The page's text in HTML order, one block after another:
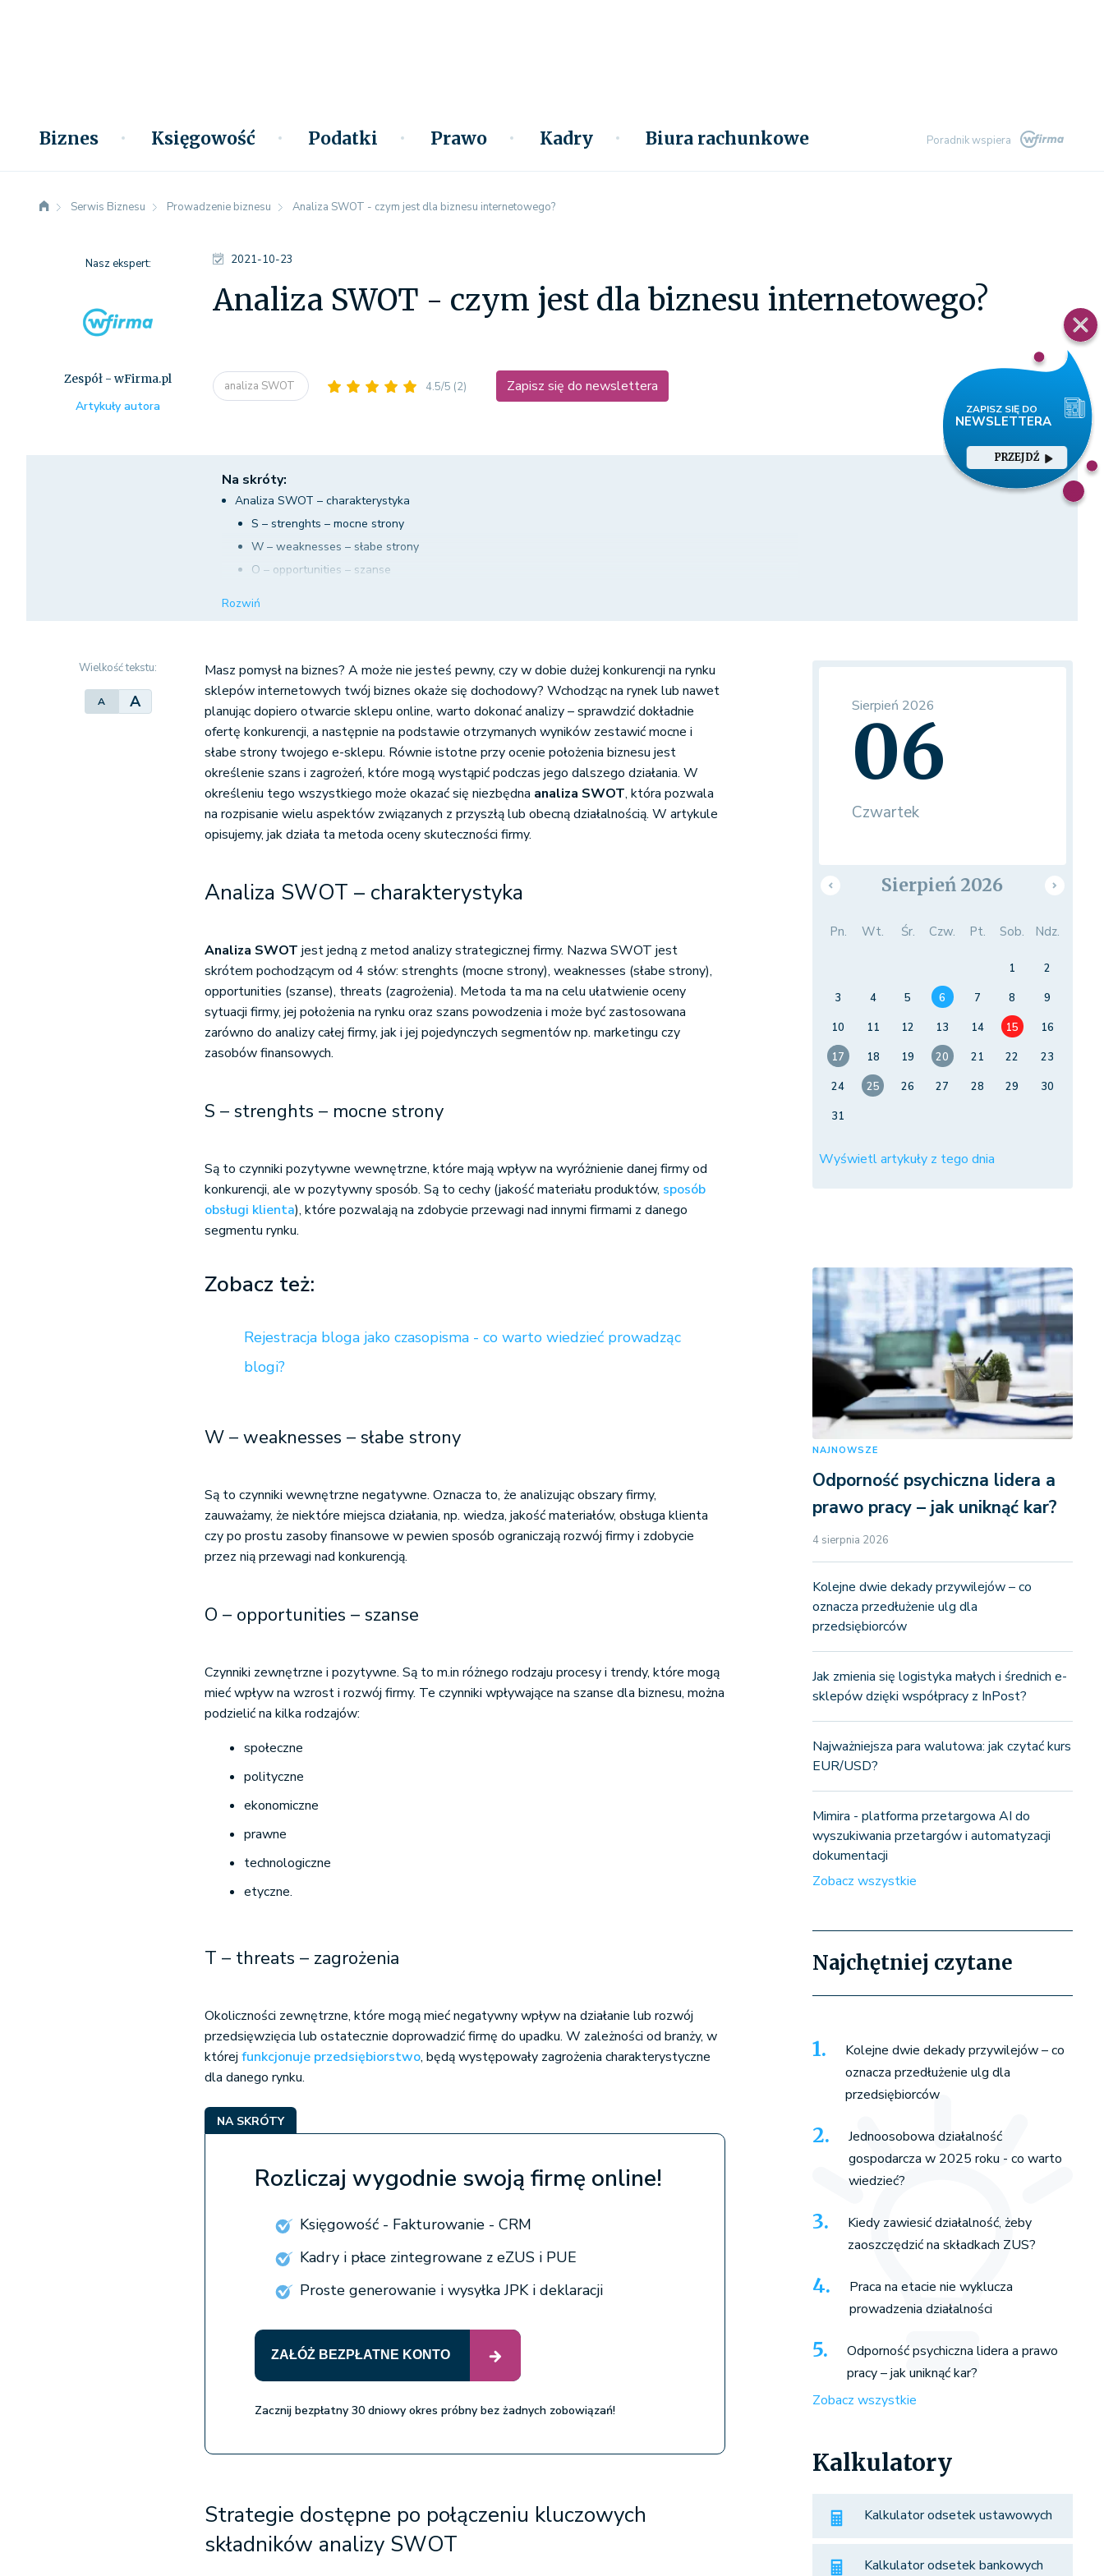
Biznes Księgowość Podatki Prawo Kadry Biura rachunkowe Poradnik wspiera
PRZEJDŹ
Serwis Biznesu Prowadzenie biznesu Analiza SWOT - czym jest dla biznesu internetowego?
2021-10-23
Analiza SWOT - czym jest dla biznesu internetowego?
analiza SWOT 4.5/5 (2) Zapisz się do newslettera
Nasz ekspert:
Zespół - wFirma.pl
Artykuły autora
Na skróty:
Analiza SWOT – charakterystyka
S – strenghts – mocne strony
W – weaknesses – słabe strony
O – opportunities – szanse
Rozwiń
Wielkość tekstu:
A A
Masz pomysł na biznes? A może nie jesteś pewny, czy w dobie dużej konkurencji na rynku
sklepów internetowych twój biznes okaże się dochodowy? Wchodząc na rynek lub nawet
planując dopiero otwarcie sklepu online, warto dokonać analizy – sprawdzić dokładnie
ofertę konkurencji, a następnie na podstawie otrzymanych wyników zestawić mocne i
słabe strony twojego e-sklepu. Równie istotne przy ocenie położenia biznesu jest
określenie szans i zagrożeń, które mogą wystąpić podczas jego dalszego działania. W
określeniu tego wszystkiego może okazać się niezbędna analiza SWOT, która pozwala
na rozpisanie wielu aspektów związanych z przyszłą lub obecną działalnością. W artykule
opisujemy, jak działa ta metoda oceny skuteczności firmy.
Analiza SWOT – charakterystyka
Analiza SWOT jest jedną z metod analizy strategicznej firmy. Nazwa SWOT jest
skrótem pochodzącym od 4 słów: strenghts (mocne strony), weaknesses (słabe strony),
opportunities (szanse), threats (zagrożenia). Metoda ta ma na celu ułatwienie oceny
sytuacji firmy, jej położenia na rynku oraz szans powodzenia i może być zastosowana
zarówno do analizy całej firmy, jak i jej pojedynczych segmentów np. marketingu czy
zasobów finansowych.
S – strenghts – mocne strony
Są to czynniki pozytywne wewnętrzne, które mają wpływ na wyróżnienie danej firmy od
konkurencji, ale w pozytywny sposób. Są to cechy (jakość materiału produktów, sposób
obsługi klienta), które pozwalają na zdobycie przewagi nad innymi firmami z danego
segmentu rynku.
Zobacz też:
Rejestracja bloga jako czasopisma - co warto wiedzieć prowadząc
blogi?
W – weaknesses – słabe strony
Są to czynniki wewnętrzne negatywne. Oznacza to, że analizując obszary firmy,
zauważamy, że niektóre miejsca działania, np. wiedza, jakość materiałów, obsługa klienta
czy po prostu zasoby finansowe w pewien sposób ograniczają rozwój firmy i zdobycie
przez nią przewagi nad konkurencją.
O – opportunities – szanse
Czynniki zewnętrzne i pozytywne. Są to m.in różnego rodzaju procesy i trendy, które mogą
mieć wpływ na wzrost i rozwój firmy. Te czynniki wpływające na szanse dla biznesu, można
podzielić na kilka rodzajów:
społeczne
polityczne
ekonomiczne
prawne
technologiczne
etyczne.
T – threats – zagrożenia
Okoliczności zewnętrzne, które mogą mieć negatywny wpływ na działanie lub rozwój
przedsięwzięcia lub ostatecznie doprowadzić firmę do upadku. W zależności od branży, w
którejfunkcjonuje przedsiębiorstwo, będą występowały zagrożenia charakterystyczne
dla danego rynku.
NA SKRÓTY
Rozliczaj wygodnie swoją firmę online!
Księgowość - Fakturowanie - CRM
Kadry i płace zintegrowane z eZUS i PUE
Proste generowanie i wysyłka JPK i deklaracji
ZAŁÓŻ BEZPŁATNE KONTO
Zacznij bezpłatny 30 dniowy okres próbny bez żadnych zobowiązań!
Strategie dostępne po połączeniu kluczowych
składników analizy SWOT
Sierpień 2026
06
Czwartek
Sierpień 2026
Pn. Wt. Śr. Czw. Pt. Sob. Ndz.
1
2
3
4 5 6 7 8
9
10
11 12 13 14 15
16
17
18 19 20 21 22
23
24
25 26 27 28 29
30
31
Wyświetl artykuły z tego dnia
NAJNOWSZE
Odporność psychiczna lidera a
prawo pracy – jak uniknąć kar?
4 sierpnia 2026
Kolejne dwie dekady przywilejów – co
oznacza przedłużenie ulg dla
przedsiębiorców
Jak zmienia się logistyka małych i średnich e-
sklepów dzięki współpracy z InPost?
Najważniejsza para walutowa: jak czytać kurs
EUR/USD?
Mimira - platforma przetargowa AI do
wyszukiwania przetargów i automatyzacji
dokumentacji
Zobacz wszystkie
Najchętniej czytane
Kolejne dwie dekady przywilejów – co
oznacza przedłużenie ulg dla
przedsiębiorców
Jednoosobowa działalność
gospodarcza w 2025 roku - co warto
wiedzieć?
Kiedy zawiesić działalność, żeby
zaoszczędzić na składkach ZUS?
Praca na etacie nie wyklucza
prowadzenia działalności
Odporność psychiczna lidera a prawo
pracy – jak uniknąć kar?
Zobacz wszystkie
Kalkulatory
Kalkulator odsetek ustawowych
Kalkulator odsetek bankowych